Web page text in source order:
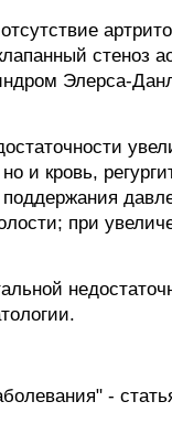
стеноз
Элерса-
и кровь,
при
-